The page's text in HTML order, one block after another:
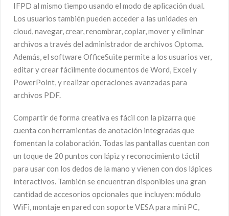
IFPD al mismo tiempo usando el modo de aplicación dual.
Los usuarios también pueden acceder a las unidades en
cloud, navegar, crear, renombrar, copiar, mover y eliminar
archivos a través del administrador de archivos Optoma.
Además, el software OfficeSuite permite a los usuarios ver,
editar y crear fácilmente documentos de Word, Excel y
PowerPoint, y realizar operaciones avanzadas para
archivos PDF.
Compartir de forma creativa es fácil con la pizarra que
cuenta con herramientas de anotación integradas que
fomentan la colaboración. Todas las pantallas cuentan con
un toque de 20 puntos con lápiz y reconocimiento táctil
para usar con los dedos de la mano y vienen con dos lápices
interactivos. También se encuentran disponibles una gran
cantidad de accesorios opcionales que incluyen: módulo
WiFi, montaje en pared con soporte VESA para mini PC,